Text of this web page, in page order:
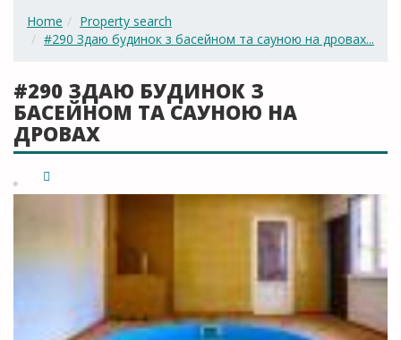
Home
Property search
#290 Здаю будинок з басейном та сауною на дровах...
#290 ЗДАЮ БУДИНОК З
БАСЕЙНОМ ТА САУНОЮ НА
ДРОВАХ